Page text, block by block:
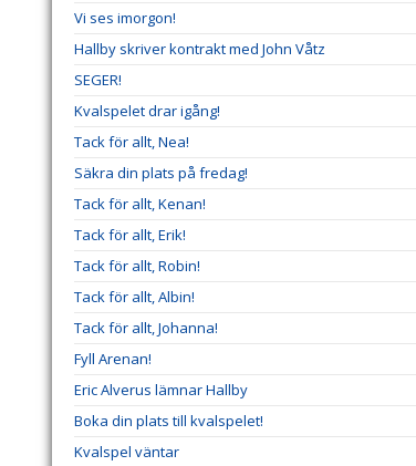
Vi ses imorgon!
Hallby skriver kontrakt med John Våtz
SEGER!
Kvalspelet drar igång!
Tack för allt, Nea!
Säkra din plats på fredag!
Tack för allt, Kenan!
Tack för allt, Erik!
Tack för allt, Robin!
Tack för allt, Albin!
Tack för allt, Johanna!
Fyll Arenan!
Eric Alverus lämnar Hallby
Boka din plats till kvalspelet!
Kvalspel väntar